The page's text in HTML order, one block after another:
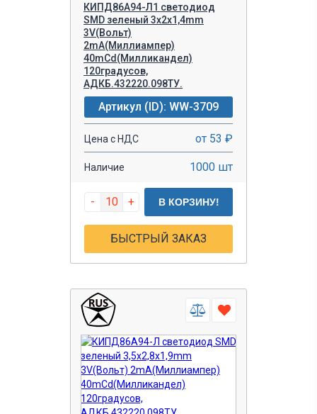
КИПД86А94-Л1 светодиод
SMD зеленый 3х2х1,4mm
3V(Вольт)
2mA(Миллиампер)
40mCd(Милликандел)
120градусов,
АДКБ.432220.098ТУ.
Артикул (ID): WW-3709
Цена с НДС от 53 ₽
Наличие 1000 шт
- + В КОРЗИНУ!
БЫСТРЫЙ ЗАКАЗ